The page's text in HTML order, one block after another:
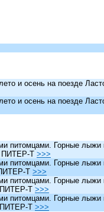
и осень на поезде
и осень на поезде
питомцами. Горные лыжи
ПИТЕР-Т >>>
питомцами. Горные лыжи
Т >>>
питомцами. Горные лыжи
ПИТЕР-Т >>>
питомцами. Горные лыжи
ПИТЕР-Т >>>